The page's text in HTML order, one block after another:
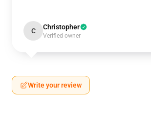
C Christopher
Verified owner
Write your review